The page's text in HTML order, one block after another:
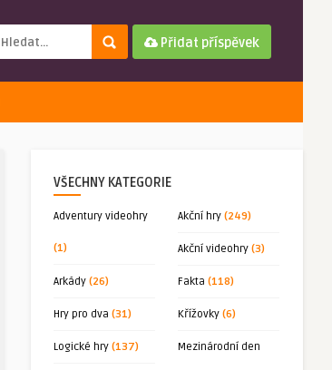
Přidat příspěvek
VŠECHNY KATEGORIE
Adventury videohry
(1)
Akční hry (249)
Akční videohry (3)
Arkády (26) Fakta (118)
Hry pro dva (31) Křížovky (6)
Logické hry (137) Mezinárodní den